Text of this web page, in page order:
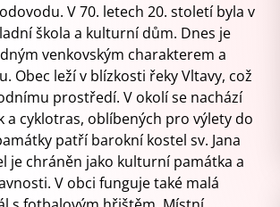
V 70. letech 20. století byla v
škola a kulturní dům. Dnes je
venkovským charakterem a
Obec leží v blízkosti řeky Vltavy, což
prostředí. V okolí se nachází
a cyklotras, oblíbených pro výlety do
patří barokní kostel sv. Jana
je chráněn jako kulturní památka a
V obci funguje také malá